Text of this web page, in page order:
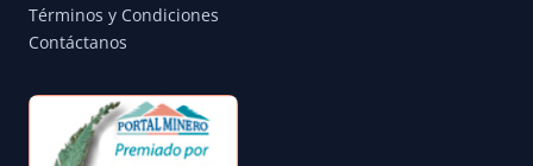
Términos y Condiciones
Contáctanos